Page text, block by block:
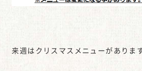
来週はクリスマスメニューがありま